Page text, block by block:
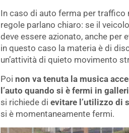
In caso di auto ferma per traffico
regole parlano chiaro: se il
deve essere azionato, anche per
in questo caso la materia è di
un’attività di quieto movimento
Poi non va tenuta la musica
l’auto quando si è fermi in
si richiede di evitare l’utilizzo di
si è momentaneamente fermi.